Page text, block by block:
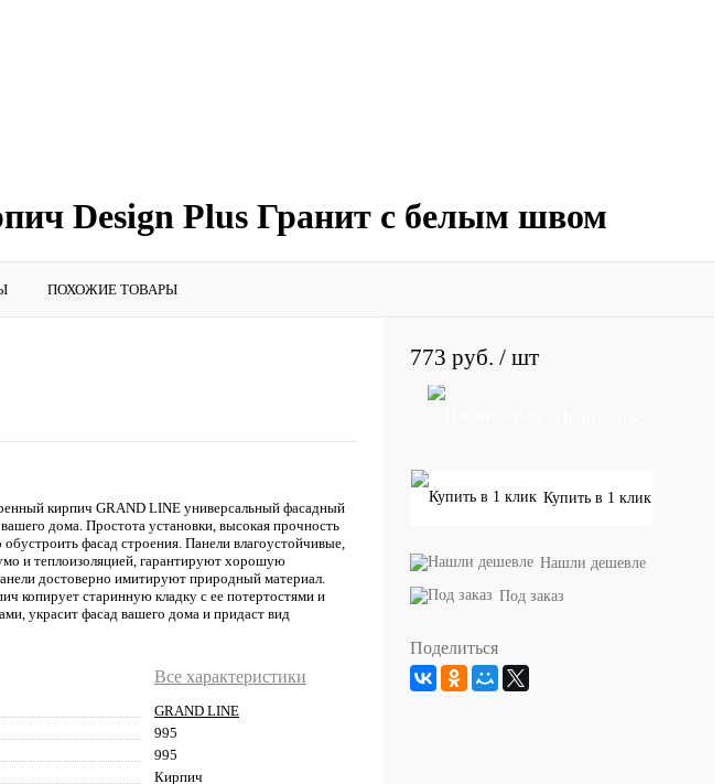
Design Plus Гранит с белым швом
ПОХОЖИЕ ТОВАРЫ
кирпич GRAND LINE универсальный фасадный
дома. Простота установки, высокая прочность
фасад строения. Панели влагоустойчивые,
и теплоизоляцией, гарантируют хорошую
достоверно имитируют природный материал.
копирует старинную кладку с ее потертостями и
украсит фасад вашего дома и придаст вид
Все характеристики
GRAND LINE
995
995
Кирпич
773 руб. / шт
Купить в 1 клик
Нашли дешевле
Под заказ
Поделиться